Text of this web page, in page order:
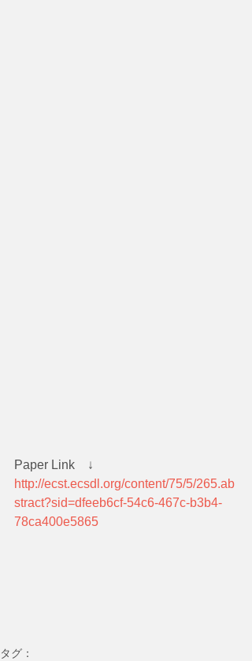
Paper Link　↓
http://ecst.ecsdl.org/content/75/5/265.ab
stract?sid=dfeeb6cf-54c6-467c-b3b4-
78ca400e5865
タグ：